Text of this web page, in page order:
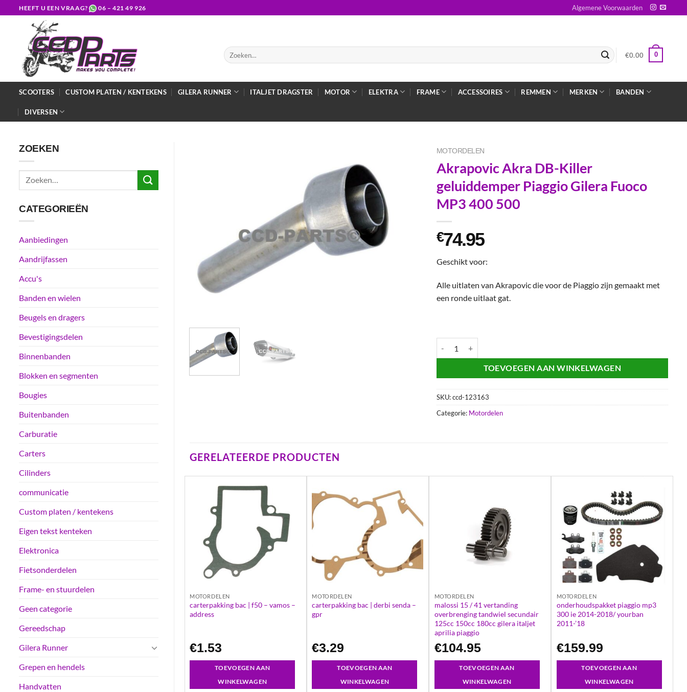
naar
HEEFT U EEN VRAAG? 06 – 421 49 926 Algemene Voorwaarden
Zoeken
naar:
€0.00 0
SCOOTERS CUSTOM PLATEN / KENTEKENS GILERA RUNNER ITALJET DRAGSTER MOTOR ELEKTRA FRAME ACCESSOIRES REMMEN MERKEN BANDEN
DIVERSEN
ZOEKEN
Zoeken
CATEGORIEËN
Aanbiedingen
Aandrijfassen
Accu's
Banden en wielen
Beugels en dragers
Bevestigingsdelen
Binnenbanden
Blokken en segmenten
Bougies
Buitenbanden
Carburatie
Carters
Cilinders
communicatie
Custom platen / kentekens
Eigen tekst kenteken
Elektronica
Fietsonderdelen
Frame- en stuurdelen
Geen categorie
Gereedschap
Gilera Runner
Grepen en hendels
Handvatten
MOTORDELEN
Akrapovic Akra DB-Killer
geluiddemper Piaggio Gilera Fuoco
MP3 400 500
€74.95
Geschikt voor:
Alle uitlaten van Akrapovic die voor de Piaggio zijn gemaakt met
een ronde uitlaat gat.
TOEVOEGEN AAN WINKELWAGEN
SKU:ccd-123163
Categorie: Motordelen
GERELATEERDE PRODUCTEN
MOTORDELEN
carterpakking bac | f50 – vamos –
address
€1.53
TOEVOEGEN AAN
WINKELWAGEN
MOTORDELEN
carterpakking bac | derbi senda –
gpr
€3.29
TOEVOEGEN AAN
WINKELWAGEN
MOTORDELEN
malossi 15 / 41 vertanding
overbrenging tandwiel secundair
125cc 150cc 180cc gilera italjet
aprilia piaggio
€104.95
TOEVOEGEN AAN
WINKELWAGEN
MOTORDELEN
onderhoudspakket piaggio mp3
300 ie 2014-2018/ yourban
2011-’18
€159.99
TOEVOEGEN AAN
WINKELWAGEN
vespa ciao – si
AAN
jet force
€